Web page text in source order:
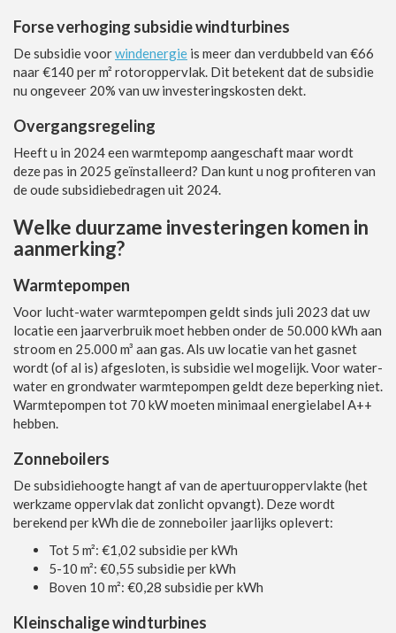
Forse verhoging subsidie windturbines
De subsidie voorwindenergie is meer dan verdubbeld van €66
naar €140 per m² rotoroppervlak. Dit betekent dat de subsidie
nu ongeveer 20% van uw investeringskosten dekt.
Overgangsregeling
Heeft u in 2024 een warmtepomp aangeschaft maar wordt
deze pas in 2025 geïnstalleerd? Dan kunt u nog profiteren van
de oude subsidiebedragen uit 2024.
Welke duurzame investeringen komen in
aanmerking?
Warmtepompen
Voor lucht-water warmtepompen geldt sinds juli 2023 dat uw
locatie een jaarverbruik moet hebben onder de 50.000 kWh aan
stroom en 25.000 m³ aan gas. Als uw locatie van het gasnet
wordt (of al is) afgesloten, is subsidie wel mogelijk. Voor water-
water en grondwater warmtepompen geldt deze beperking niet.
Warmtepompen tot 70 kW moeten minimaal energielabel A++
hebben.
Zonneboilers
De subsidiehoogte hangt af van de apertuuroppervlakte (het
werkzame oppervlak dat zonlicht opvangt). Deze wordt
berekend per kWh die de zonneboiler jaarlijks oplevert:
Tot 5 m²: €1,02 subsidie per kWh
5-10 m²: €0,55 subsidie per kWh
Boven 10 m²: €0,28 subsidie per kWh
Kleinschalige windturbines